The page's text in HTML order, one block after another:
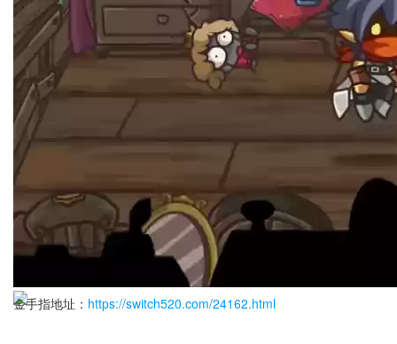
系统要求：随意
金手指地址： https://switch520.com/24162.html